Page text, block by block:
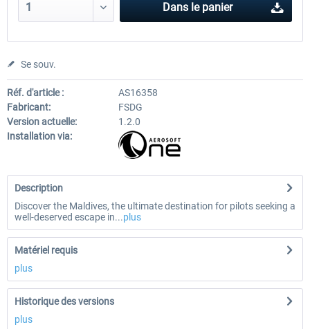
Dans le panier
Se souv.
Réf. d'article :
AS16358
Fabricant:
FSDG
Version actuelle:
1.2.0
Installation via:
Description
Discover the Maldives, the ultimate destination for pilots seeking a
well-deserved escape in...plus
Matériel requis
plus
Historique des versions
plus